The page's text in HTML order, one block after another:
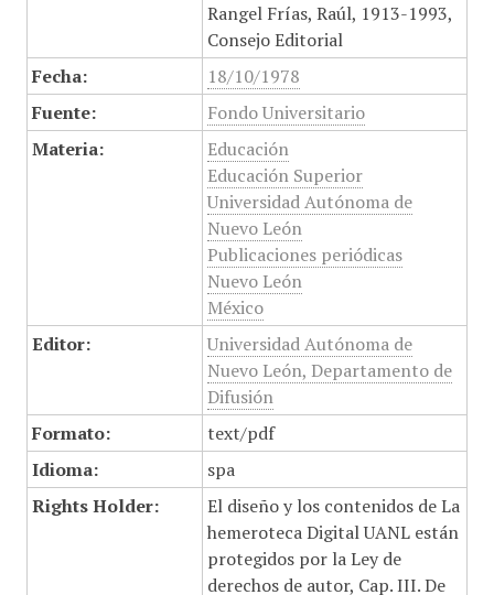
Rangel Frías, Raúl, 1913-1993,
Consejo Editorial
Fecha:
18/10/1978
Fuente:
Fondo Universitario
Materia:
Educación
Educación Superior
Universidad Autónoma de
Nuevo León
Publicaciones periódicas
Nuevo León
México
Editor:
Universidad Autónoma de
Nuevo León, Departamento de
Difusión
Formato:
text/pdf
Idioma:
spa
Rights Holder:
El diseño y los contenidos de La
hemeroteca Digital UANL están
protegidos por la Ley de
derechos de autor, Cap. III. De